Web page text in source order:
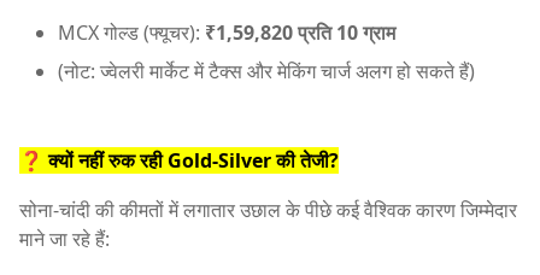
MCX गोल्ड (फ्यूचर): ₹1,59,820 प्रति 10 ग्राम
(नोट: ज्वेलरी मार्केट में टैक्स और मेकिंग चार्ज अलग हो सकते हैं)
❓ क्यों नहीं रुक रही Gold-Silver की तेजी?
सोना-चांदी की कीमतों में लगातार उछाल के पीछे कई वैश्विक कारण जिम्मेदार
माने जा रहे हैं: